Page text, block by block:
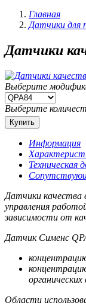
Главная
Датчики для
Датчики
Выберите
Выберите
Информация
Техническая
Датчики качества
управления
зависимости от
Датчик Сименс
Области